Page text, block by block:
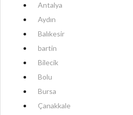
Antalya
Aydın
Balıkesir
bartin
Bilecik
Bolu
Bursa
Çanakkale